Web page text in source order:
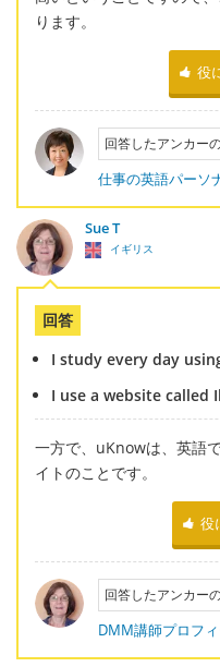
ります。
役
回答したアンカー
仕事の英語パーソ
Sue T
イギリス
回答
I study every day
I use a website
一方で、uKnowは、英語
イトのことです。
役
回答したアンカー
DMM講師プロフ